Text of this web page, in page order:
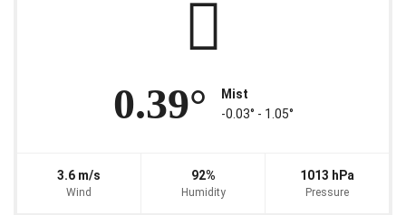
0.39°
Mist
-0.03° ‐ 1.05°
3.6 m/s
Wind
92%
Humidity
1013 hPa
Pressure